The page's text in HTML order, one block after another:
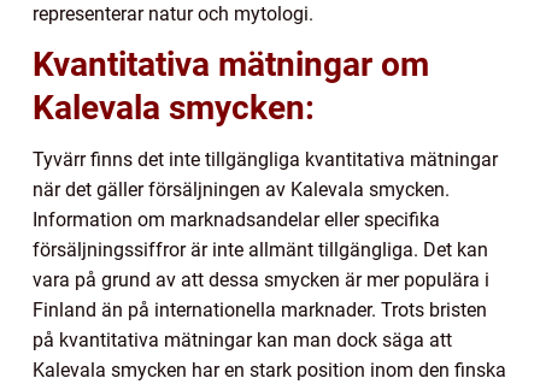
representerar natur och mytologi.
Kvantitativa mätningar om
Kalevala smycken:
Tyvärr finns det inte tillgängliga kvantitativa mätningar
när det gäller försäljningen av Kalevala smycken.
Information om marknadsandelar eller specifika
försäljningssiffror är inte allmänt tillgängliga. Det kan
vara på grund av att dessa smycken är mer populära i
Finland än på internationella marknader. Trots bristen
på kvantitativa mätningar kan man dock säga att
Kalevala smycken har en stark position inom den finska